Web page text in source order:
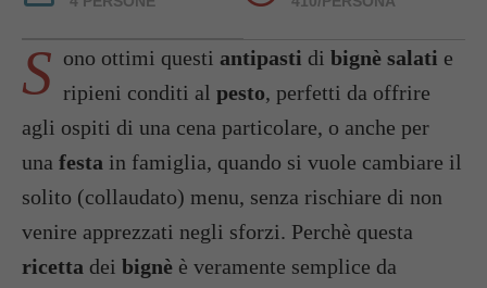
S ono ottimi questi antipasti di bignè salati e
ripieni conditi al pesto, perfetti da offrire
agli ospiti di una cena particolare, o anche per
una festa in famiglia, quando si vuole cambiare il
solito (collaudato) menu, senza rischiare di non
venire apprezzati negli sforzi. Perchè questa
ricetta dei bignè è veramente semplice da